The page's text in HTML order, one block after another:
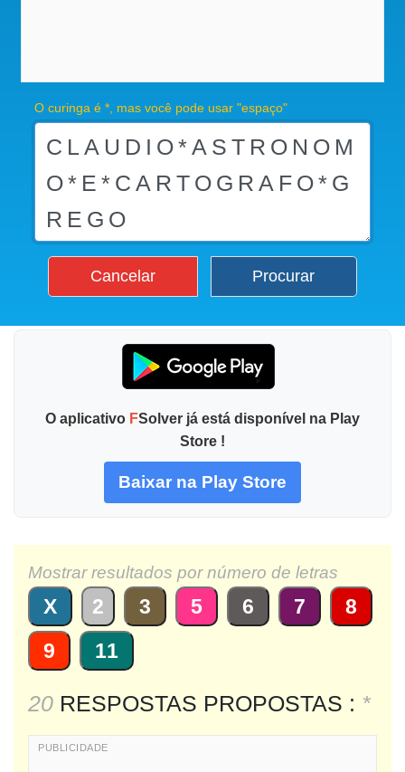
O curinga é *, mas você pode usar "espaço"
Cancelar Procurar
O aplicativo FSolver já está disponível na Play
Store !
Baixar na Play Store
Mostrar resultados por número de letras
X 2 3 5 6 7
8
9
11
20 RESPOSTAS PROPOSTAS : *